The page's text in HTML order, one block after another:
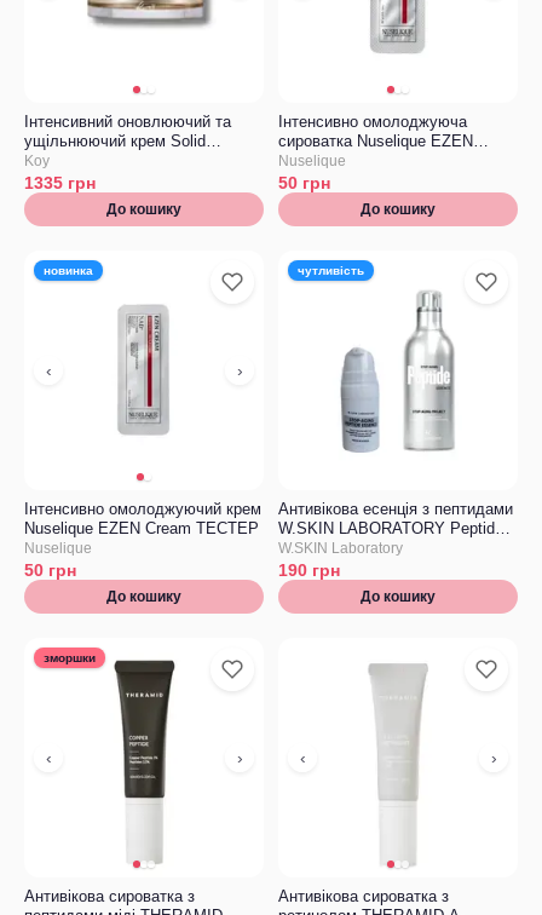
Інтенсивний оновлюючий та
ущільнюючий крем Solid
Platinum Solid Platinum NMN
Youth Renewal Cream Мініатюра
Koy
1335 грн
До кошику
Інтенсивно омолоджуюча
сироватка Nuselique EZEN
Ampoule ТЕСТЕР
Nuselique
50 грн
До кошику
новинка
‹ ›
Інтенсивно омолоджуючий крем
Nuselique EZEN Cream ТЕСТЕР
Nuselique
50 грн
До кошику
чутливість
Антивікова есенція з пептидами
W.SKIN LABORATORY Peptide
Stop-Aging Essence, ТЕСТЕР
W.SKIN Laboratory
190 грн
До кошику
зморшки
‹ ›
Антивікова сироватка з
‹ ›
Антивікова сироватка з